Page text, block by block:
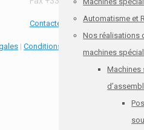
Automatisme et
Nos réalisations
machines
Machines
Contactez-nous par email
|Conditions générales de vente